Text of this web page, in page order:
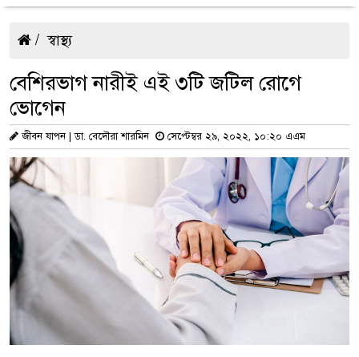
স্বাস্থ্য
বেশিরভাগ নারীই এই ৩টি জটিল রোগে
ভোগেন
জীবন যাপন | ডা. বেদৌরা শারমিন সেপ্টেম্বর ২৯, ২০২২, ১০:২০ এএম